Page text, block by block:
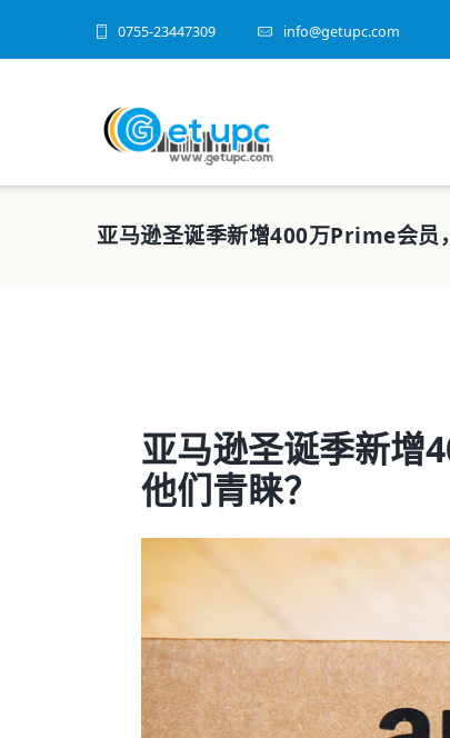
0755-23447309 info@getupc.com
亚马逊圣诞季新增400万Prime会员
亚马逊圣诞季新增
他们青睐？